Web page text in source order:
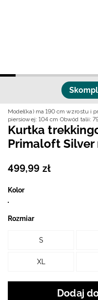
Model(ka) ma 190 cm wzrostu i
piersiowej: 104 cm Obwód talii:
Kurtka
Primaloft Silver
499,99 zł
Kolor
Rozmiar
S
XL
Dodaj